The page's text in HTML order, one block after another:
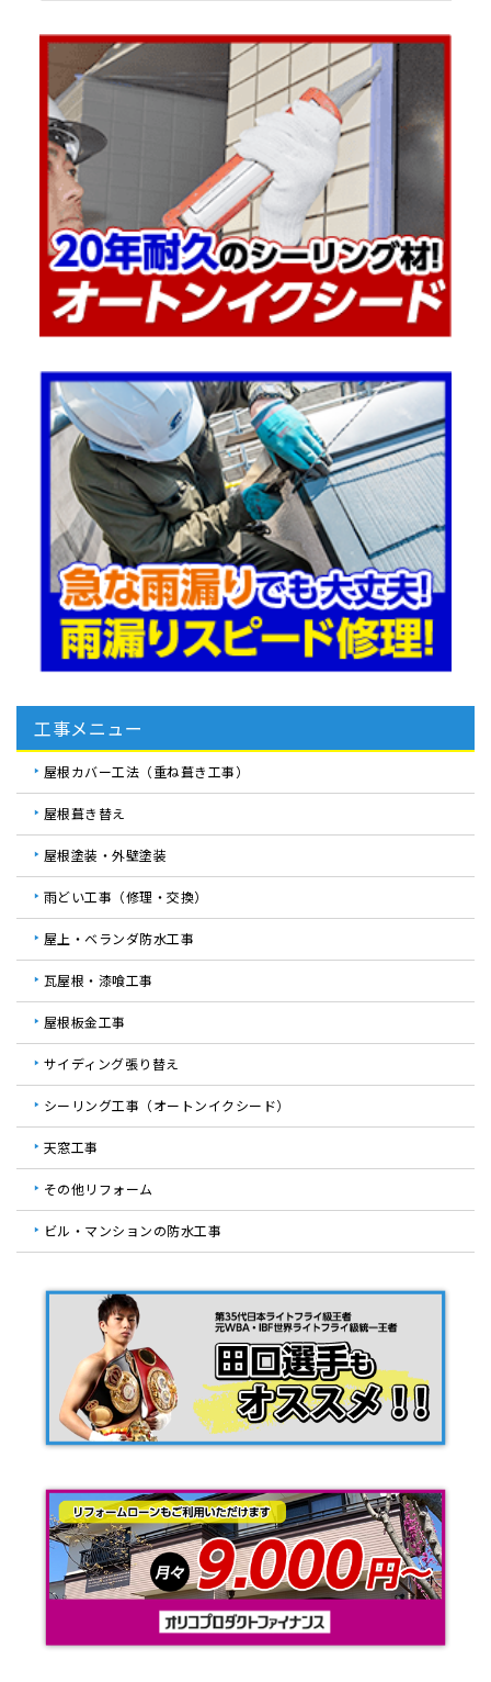
工事メニュー
屋根カバー工法（重ね葺き工事）
屋根葺き替え
屋根塗装・外壁塗装
雨どい工事（修理・交換）
屋上・ベランダ防水工事
瓦屋根・漆喰工事
屋根板金工事
サイディング張り替え
シーリング工事（オートンイクシード）
天窓工事
その他リフォーム
ビル・マンションの防水工事